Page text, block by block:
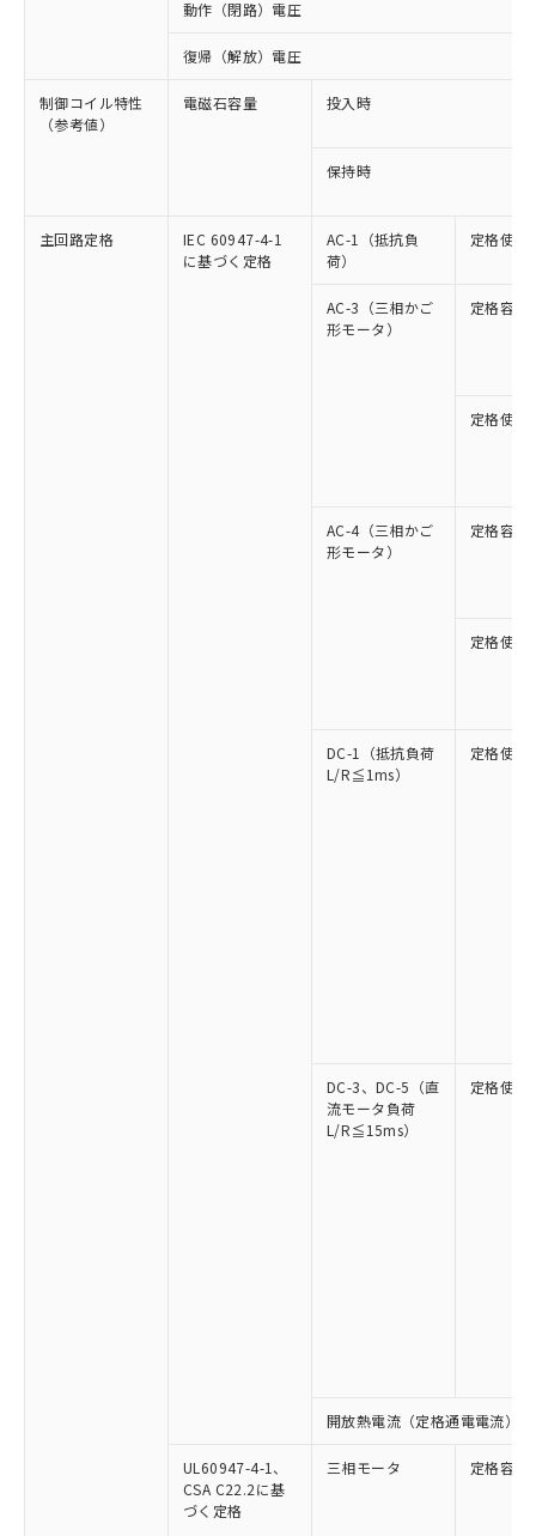
動作（閉路）電圧
復帰（解放）電圧
制御コイル特性
（参考値）
電磁石容量 投入時
保持時
主回路定格
IEC 60947-4-1
に基づく定格
AC-1（抵抗負
荷）
定格使用
AC-3（三相かご
形モータ）
定格容量
定格使用
AC-4（三相かご
形モータ）
定格容量
定格使用
DC-1（抵抗負荷
L/R≦1ms）
定格使用
DC-3、DC-5（直
流モータ負荷
L/R≦15ms）
定格使用
開放熱電流（定格通電電流）
UL60947-4-1、
CSA C22.2に基
づく定格
三相モータ 定格容量